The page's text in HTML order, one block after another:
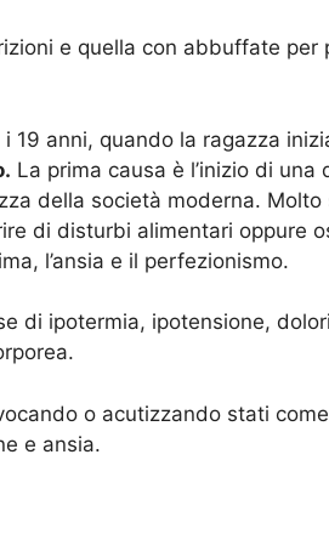
e quella con abbuffate per
19 anni, quando la ragazza
La prima causa è l’inizio di una
della società moderna. Molto
di disturbi alimentari oppure
l’ansia e il perfezionismo.
di ipotermia, ipotensione, dolori
o acutizzando stati come
e ansia.